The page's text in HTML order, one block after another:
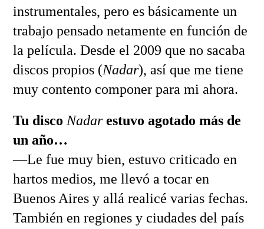
instrumentales, pero es básicamente un
trabajo pensado netamente en función de
la película. Desde el 2009 que no sacaba
discos propios (Nadar), así que me tiene
muy contento componer para mi ahora.
Tu disco Nadarestuvo agotado más de
un año…
—Le fue muy bien, estuvo criticado en
hartos medios, me llevó a tocar en
Buenos Aires y allá realicé varias fechas.
También en regiones y ciudades del país